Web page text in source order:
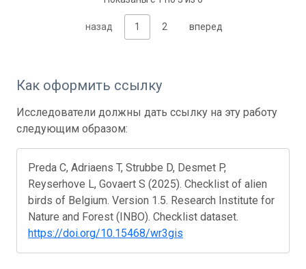
назад 1 2 вперед
Как оформить ссылку
Исследователи должны дать ссылку на эту работу
следующим образом:
Preda C, Adriaens T, Strubbe D, Desmet P,
Reyserhove L, Govaert S (2025). Checklist of alien
birds of Belgium. Version 1.5. Research Institute for
Nature and Forest (INBO). Checklist dataset.
https://doi.org/10.15468/wr3gis